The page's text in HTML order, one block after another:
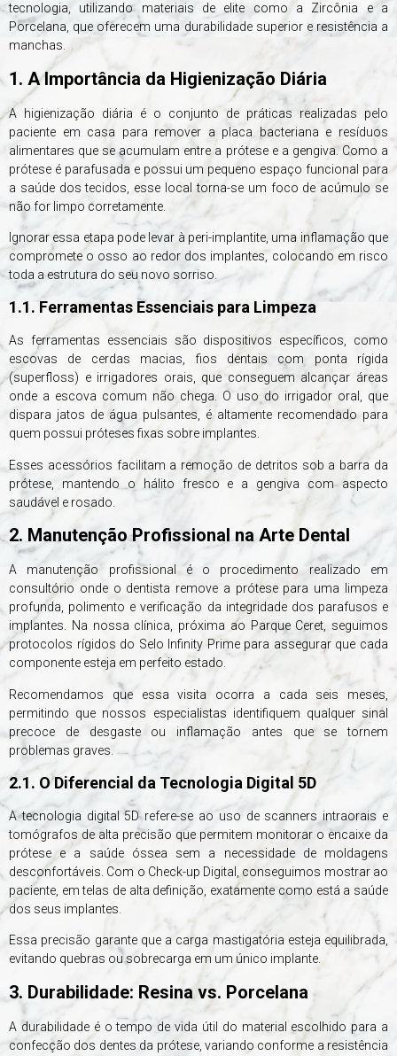
tecnologia, utilizando materiais de elite como a Zircônia e a
Porcelana, que oferecem uma durabilidade superior e resistência a
manchas.
1. A Importância da Higienização Diária
A higienização diária é o conjunto de práticas realizadas pelo
paciente em casa para remover a placa bacteriana e resíduos
alimentares que se acumulam entre a prótese e a gengiva. Como a
prótese é parafusada e possui um pequeno espaço funcional para
a saúde dos tecidos, esse local torna-se um foco de acúmulo se
não for limpo corretamente.
Ignorar essa etapa pode levar à peri-implantite, uma inflamação que
compromete o osso ao redor dos implantes, colocando em risco
toda a estrutura do seu novo sorriso.
1.1. Ferramentas Essenciais para Limpeza
As ferramentas essenciais são dispositivos específicos, como
escovas de cerdas macias, fios dentais com ponta rígida
(superfloss) e irrigadores orais, que conseguem alcançar áreas
onde a escova comum não chega. O uso do irrigador oral, que
dispara jatos de água pulsantes, é altamente recomendado para
quem possui próteses fixas sobre implantes.
Esses acessórios facilitam a remoção de detritos sob a barra da
prótese, mantendo o hálito fresco e a gengiva com aspecto
saudável e rosado.
2. Manutenção Profissional na Arte Dental
A manutenção profissional é o procedimento realizado em
consultório onde o dentista remove a prótese para uma limpeza
profunda, polimento e verificação da integridade dos parafusos e
implantes. Na nossa clínica, próxima ao Parque Ceret, seguimos
protocolos rígidos do Selo Infinity Prime para assegurar que cada
componente esteja em perfeito estado.
Recomendamos que essa visita ocorra a cada seis meses,
permitindo que nossos especialistas identifiquem qualquer sinal
precoce de desgaste ou inflamação antes que se tornem
problemas graves.
2.1. O Diferencial da Tecnologia Digital 5D
A tecnologia digital 5D refere-se ao uso de scanners intraorais e
tomógrafos de alta precisão que permitem monitorar o encaixe da
prótese e a saúde óssea sem a necessidade de moldagens
desconfortáveis. Com o Check-up Digital, conseguimos mostrar ao
paciente, em telas de alta definição, exatamente como está a saúde
dos seus implantes.
Essa precisão garante que a carga mastigatória esteja equilibrada,
evitando quebras ou sobrecarga em um único implante.
3. Durabilidade: Resina vs. Porcelana
A durabilidade é o tempo de vida útil do material escolhido para a
confecção dos dentes da prótese, variando conforme a resistência